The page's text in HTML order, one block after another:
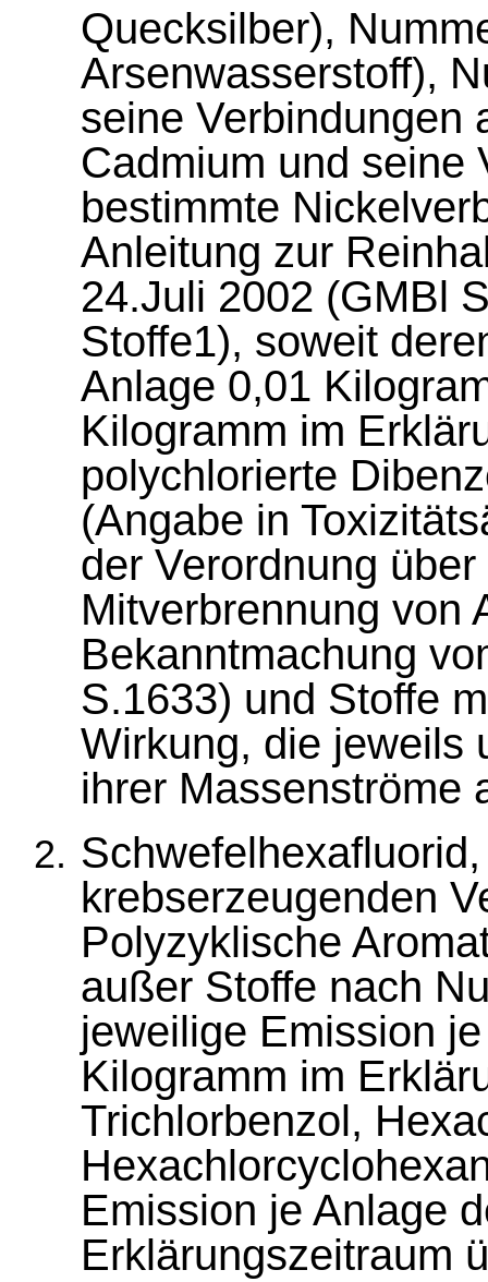
Quecksilber),
Arsenwasserstoff),
seine Verbindungen
Cadmium und seine
bestimmte
Anleitung zur
24.Juli 2002 (GMBl
Stoffe1), soweit
Anlage 0,01
Kilogramm im
polychlorierte
(Angabe in
der Verordnung
Mitverbrennung von
Bekanntmachung
S.1633) und Stoffe
Wirkung, die jeweils
ihrer Massenströme
krebserzeugenden
Polyzyklische
außer Stoffe nach
jeweilige Emission
Kilogramm im
Trichlorbenzol,
Emission je Anlage
Erklärungszeitraum